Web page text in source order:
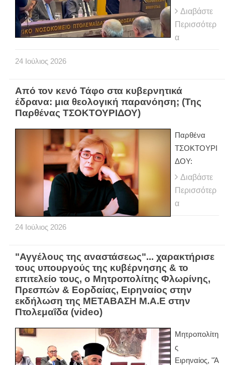
Διαβάστε
Περισσότερ
α
24 Ιούλιος 2026
Από τον κενό Τάφο στα κυβερνητικά
έδρανα: μια θεολογική παρανόηση; (Της
Παρθένας ΤΣΟΚΤΟΥΡΙΔΟΥ)
Παρθένα
ΤΣΟΚΤΟΥΡΙ
ΔΟΥ:
Διαβάστε
Περισσότερ
α
24 Ιούλιος 2026
"Αγγέλους της αναστάσεως"... χαρακτήρισε
τους υπουργούς της κυβέρνησης & το
επιτελείο τους, ο Μητροπολίτης Φλωρίνης,
Πρεσπών & Εορδαίας, Ειρηναίος στην
εκδήλωση της ΜΕΤΑΒΑΣΗ Μ.Α.Ε στην
Πτολεμαΐδα (video)
Μητροπολίτη
ς
Ειρηναίος, "Ά